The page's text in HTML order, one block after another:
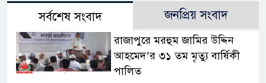
সর্বশেষ সংবাদ জনপ্রিয় সংবাদ
রাজাপুরে মরহুম জামির উদ্দিন
আহমেদ’র ৩১ তম মৃত্যু বার্ষিকী
পালিত